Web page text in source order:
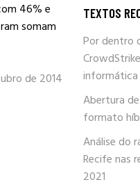
46% e
somam
de 2014
TEXTOS
Por dentro
informática
Abertura
formato
Análise do
Recife nas
2021